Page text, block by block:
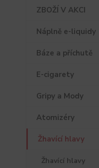
ZBOŽÍ V AKCI
Náplně e-liquidy
Báze a příchutě
E-cigarety
Gripy a Mody
Atomizéry
Žhavící hlavy
Žhavící hlavy